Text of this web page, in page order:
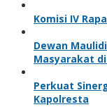
Komisi IV
Dewan
Masyarakat
Perkuat
Kapolresta